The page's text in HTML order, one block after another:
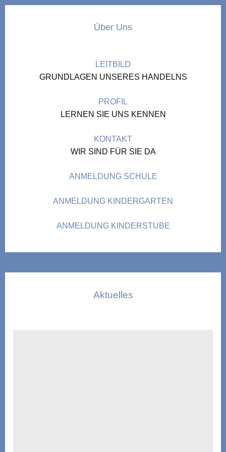
Über Uns
LEITBILD
GRUNDLAGEN UNSERES HANDELNS
PROFIL
LERNEN SIE UNS KENNEN
KONTAKT
WIR SIND FÜR SIE DA
ANMELDUNG SCHULE
ANMELDUNG KINDERGARTEN
ANMELDUNG KINDERSTUBE
Aktuelles